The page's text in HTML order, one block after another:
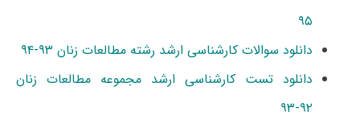
۹۵
دانلود سوالات کارشناسی ارشد رشته مطالعات زنان ۹۳-۹۴
دانلود تست کارشناسی ارشد مجموعه مطالعات زنان
۹۲-۹۳